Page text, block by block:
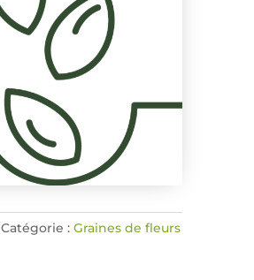
Catégorie : Graines de fleurs